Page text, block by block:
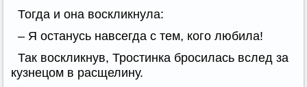
Тогда и она воскликнула:
– Я останусь навсегда с тем, кого любила!
Так воскликнув, Тростинка бросилась вслед за
кузнецом в расщелину.